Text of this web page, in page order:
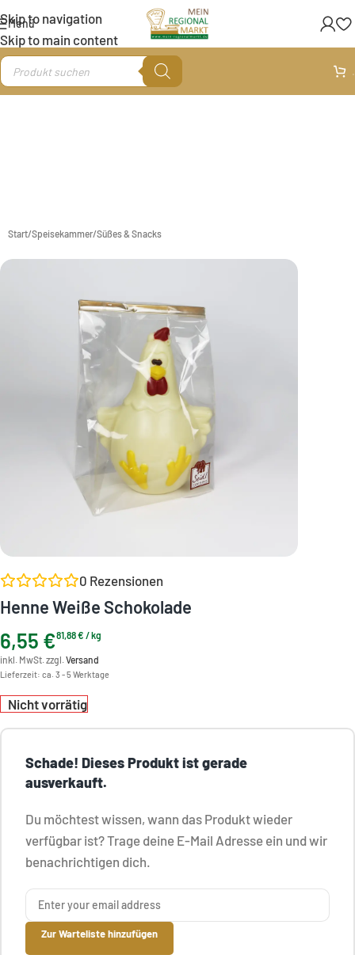
Skip to navigation
Skip to main content
Menü
.
Start/Speisekammer/Süßes & Snacks
0 Rezensionen
Henne Weiße Schokolade
6,55 €81,88€ /kg
inkl. MwSt. zzgl.Versand
Lieferzeit: ca. 3 - 5 Werktage
Nicht vorrätig
Schade! Dieses Produkt ist gerade
ausverkauft.
Du möchtest wissen, wann das Produkt wieder
verfügbar ist? Trage deine E-Mail Adresse ein und wir
benachrichtigen dich.
Zur Warteliste hinzufügen